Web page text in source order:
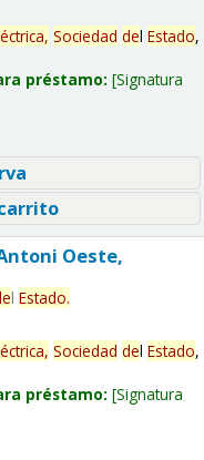
Sociedad del Estado,
préstamo: Signatura
Oeste,
l Estado.
Sociedad del Estado,
préstamo: Signatura